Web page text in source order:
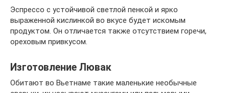
Эспрессо с устойчивой светлой пенкой и ярко
выраженной кислинкой во вкусе будет искомым
продуктом. Он отличается также отсутствием горечи,
ореховым привкусом.
Изготовление Лювак
Обитают во Вьетнаме такие маленькие необычные